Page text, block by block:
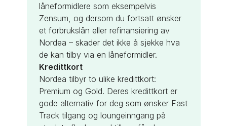
låneformidlere som eksempelvis
Zensum, og dersom du fortsatt ønsker
et forbrukslån eller refinansiering av
Nordea – skader det ikke å sjekke hva
de kan tilby via en låneformidler.
Kredittkort
Nordea tilbyr to ulike kredittkort:
Premium og Gold. Deres kredittkort er
gode alternativ for deg som ønsker Fast
Track tilgang og loungeinngang på